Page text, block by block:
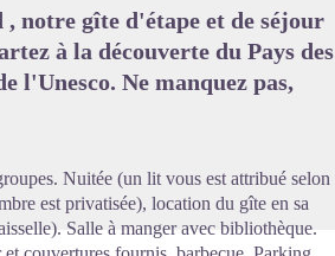
, notre gîte d'étape et de séjour
à la découverte du Pays des
l'Unesco. Ne manquez pas,
Nuitée (un lit vous est attribué selon
est privatisée), location du gîte en sa
Salle à manger avec bibliothèque.